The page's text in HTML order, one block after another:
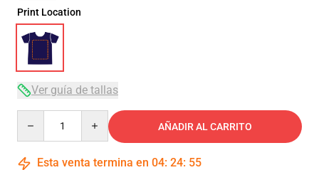
Print Location
Ver guía de tallas
AÑADIR AL CARRITO
Esta venta termina en 04: 24: 54